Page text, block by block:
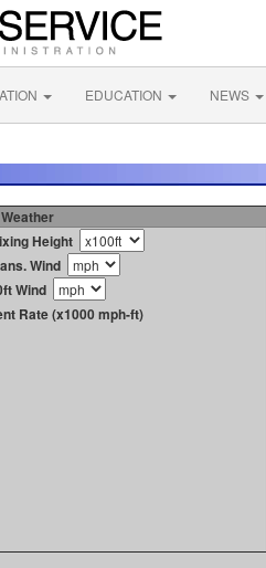
EDUCATION NEWS
Height
Wind
Wind
Rate (x1000 mph-ft)